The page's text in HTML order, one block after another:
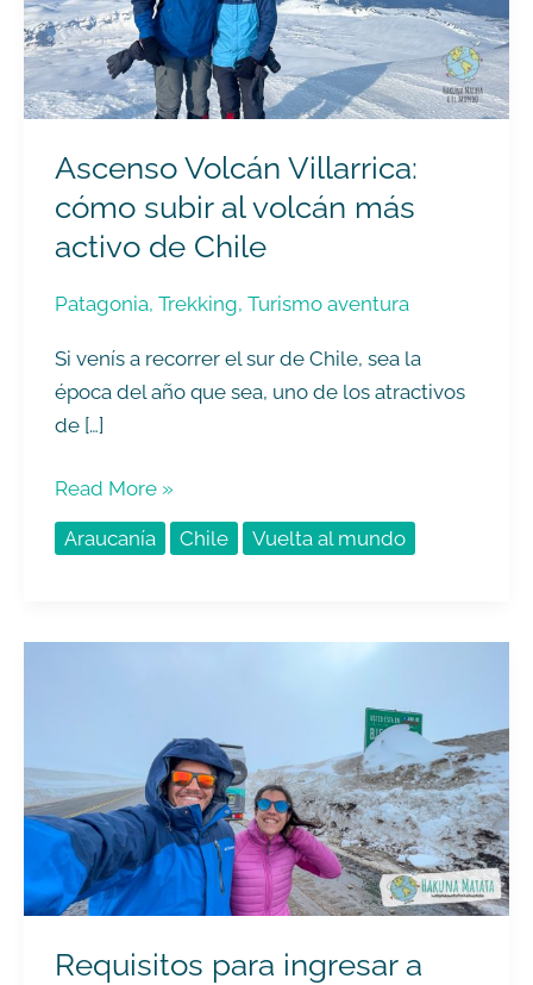
Ascenso Volcán Villarrica:
cómo subir al volcán más
activo de Chile
Patagonia, Trekking, Turismo aventura
Si venís a recorrer el sur de Chile, sea la
época del año que sea, uno de los atractivos
de […]
al
volcán
más
de
Chile
Read More »
Araucanía Chile Vuelta al mundo
Requisitos para ingresar a
Chile